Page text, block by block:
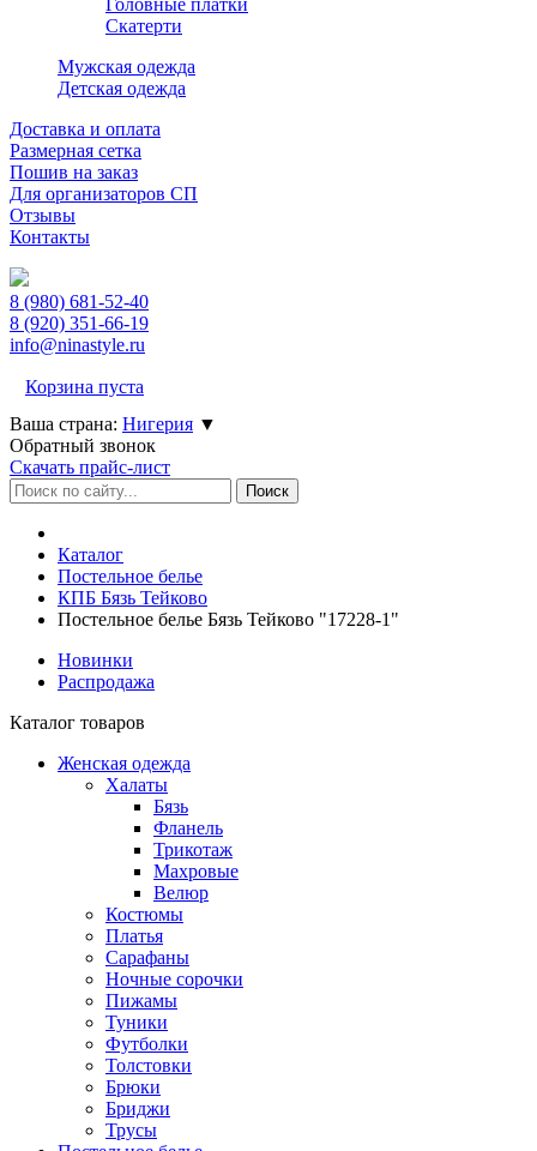
Головные платки
Скатерти
Мужская одежда
Детская одежда
Доставка и оплата
Размерная сетка
Пошив на заказ
Для организаторов СП
Отзывы
Контакты
8 (980) 681-52-40
8 (920) 351-66-19
info@ninastyle.ru
Корзина пуста
Ваша страна: Нигерия ▼
Обратный звонок
Скачать прайс-лист
Каталог
Постельное белье
КПБ Бязь Тейково
Постельное белье Бязь Тейково "17228-1"
Новинки
Распродажа
Каталог товаров
Женская одежда
Халаты
Бязь
Фланель
Трикотаж
Махровые
Велюр
Костюмы
Платья
Сарафаны
Ночные сорочки
Пижамы
Туники
Футболки
Толстовки
Брюки
Бриджи
Трусы